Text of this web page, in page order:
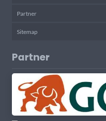
Partner
Sitemap
Partner